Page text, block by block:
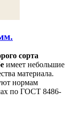
сорта
имеет небольшие
материала.
нормам
по ГОСТ 8486-